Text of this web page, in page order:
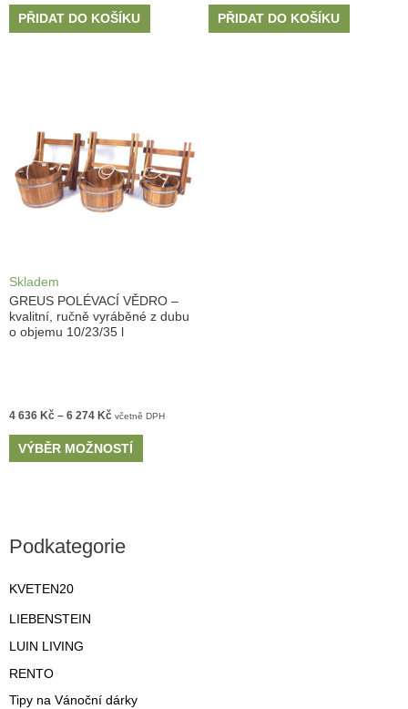
Podkategorie
KVETEN20
LIEBENSTEIN
LUIN LIVING
RENTO
Tipy na Vánoční dárky
PŘIDAT DO KOŠÍKU PŘIDAT DO KOŠÍKU
Skladem
GREUS POLÉVACÍ VĚDRO –
kvalitní, ručně vyráběné z dubu
o objemu 10/23/35 l
4 636 Kč – 6 274 Kč včetně DPH
VÝBĚR MOŽNOSTÍ